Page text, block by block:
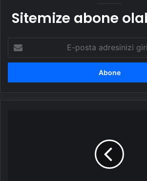
Sitemize abone
posta
adresinizi